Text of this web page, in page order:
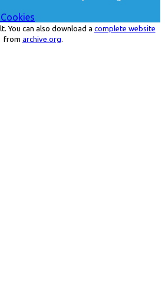
You can also download a complete website
from archive.org.